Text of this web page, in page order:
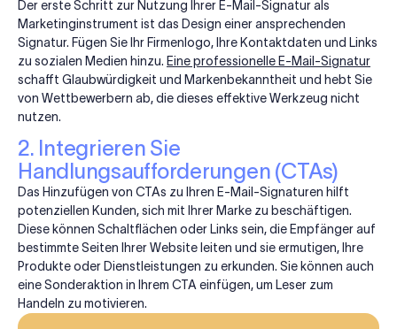
Der erste Schritt zur Nutzung Ihrer E-Mail-Signatur als
Marketinginstrument ist das Design einer ansprechenden
Signatur. Fügen Sie Ihr Firmenlogo, Ihre Kontaktdaten und Links
zu sozialen Medien hinzu. Eine professionelle E-Mail-Signatur
schafft Glaubwürdigkeit und Markenbekanntheit und hebt Sie
von Wettbewerbern ab, die dieses effektive Werkzeug nicht
nutzen.
2. Integrieren Sie
Handlungsaufforderungen (CTAs)
Das Hinzufügen von CTAs zu Ihren E-Mail-Signaturen hilft
potenziellen Kunden, sich mit Ihrer Marke zu beschäftigen.
Diese können Schaltflächen oder Links sein, die Empfänger auf
bestimmte Seiten Ihrer Website leiten und sie ermutigen, Ihre
Produkte oder Dienstleistungen zu erkunden. Sie können auch
eine Sonderaktion in Ihrem CTA einfügen, um Leser zum
Handeln zu motivieren.